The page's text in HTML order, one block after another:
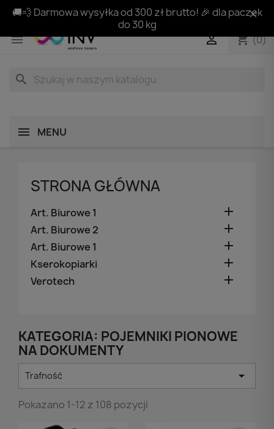
🚚💨 Darmowa wysyłka od 300 zł brutto! 🎉 dla paczek
do 30 kg
 shopping_cart(0)

search
MENU
STRONA GŁÓWNA
Art. Biurowe 1 
Art. Biurowe 2 
Art. Biurowe 1 
Kserokopiarki 
Verotech 
KATEGORIA: POJEMNIKI PIONOWE
NA DOKUMENTY
Trafność 
Pokazano 1-12 z 108 pozycji